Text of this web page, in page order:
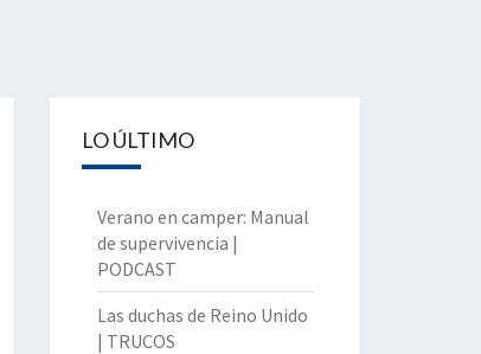
LO ÚLTIMO
Verano en camper: Manual
de supervivencia |
PODCAST
Las duchas de Reino Unido
| TRUCOS